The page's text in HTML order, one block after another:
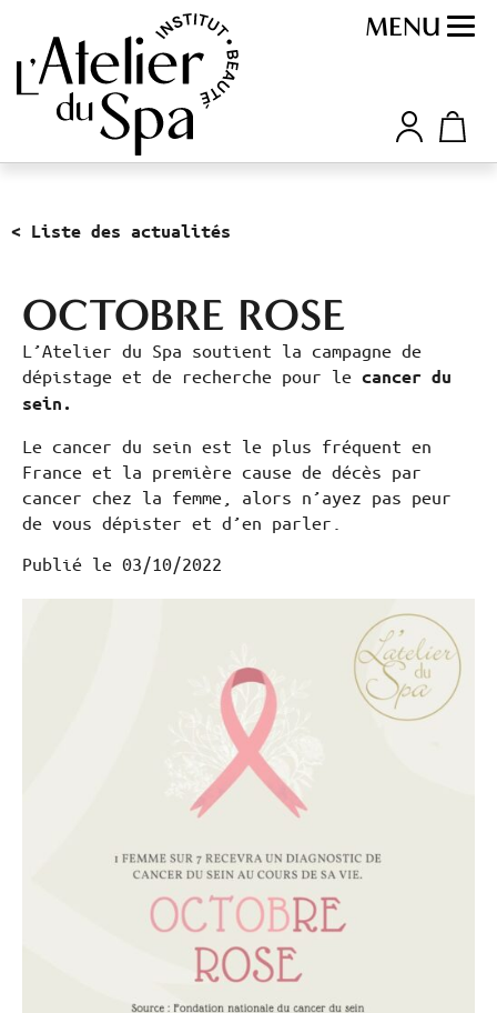
MENU
< Liste des actualités
OCTOBRE ROSE
L’Atelier du Spa soutient la campagne de
dépistage et de recherche pour le cancer du
sein.
Le cancer du sein est le plus fréquent en
France et la première cause de décès par
cancer chez la femme, alors n’ayez pas peur
de vous dépister et d’en parler.
Publié le 03/10/2022